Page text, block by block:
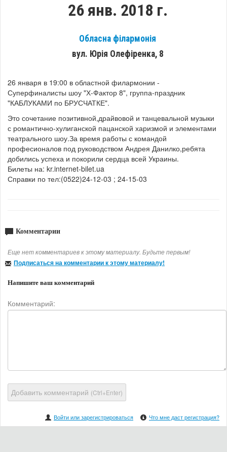
26 янв. 2018 г.
Обласна філармонія
вул. Юрія Олефіренка, 8
26 января в 19:00 в областной филармонии -
Суперфиналисты шоу "Х-Фактор 8", группа-праздник
"КАБЛУКАМИ по БРУСЧАТКЕ".
Это сочетание позитивной,драйвовой и танцевальной музыки
с романтично-хулиганской пацанской харизмой и элементами
театрального шоу.За время работы с командой
професионалов под руководством Андрея Данилко,ребята
добились успеха и покорили сердца всей Украины.
Билеты на: kr.internet-bilet.ua
Справки по тел:(0522)24-12-03 ; 24-15-03
Комментарии
Еще нет комментариев к этому материалу. Будьте первым!
Подписаться на комментарии к этому материалу!
Напишите ваш комментарий
Комментарий:
Добавить комментарий (Ctrl+Enter)
Войти или зарегистрироваться Что мне даст регистрация?